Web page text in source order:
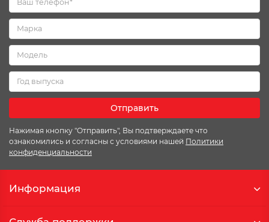
Отправить
Нажимая кнопку "Отправить", Вы подтверждаете что
ознакомились и согласны с условиями нашей Политики
конфиденциальности
Информация